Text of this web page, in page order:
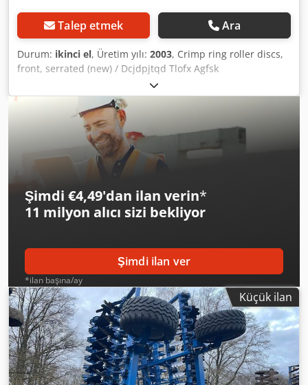
Talep etmek Ara
Durum: ikinci el, Üretim yılı: 2003, Crimp ring roller discs,
front, serrated (new) / Dcjdpjtqd Tlofx Agfsk
Şimdi €4,49'dan ilan verin*
11 milyon alıcı sizi bekliyor
Şimdi ilan ver
*ilan başına/ay
Küçük ilan